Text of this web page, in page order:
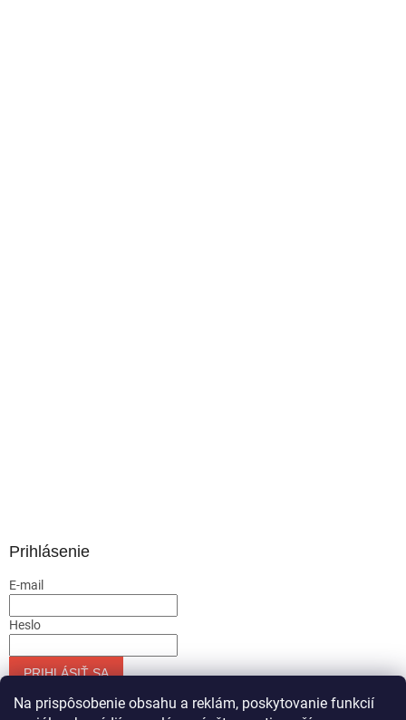
Na prispôsobenie obsahu a reklám, poskytovanie funkcií
Prihlásenie
E-mail
Heslo
PRIHLÁSIŤ SA
Nová registráciaZabudnuté heslo